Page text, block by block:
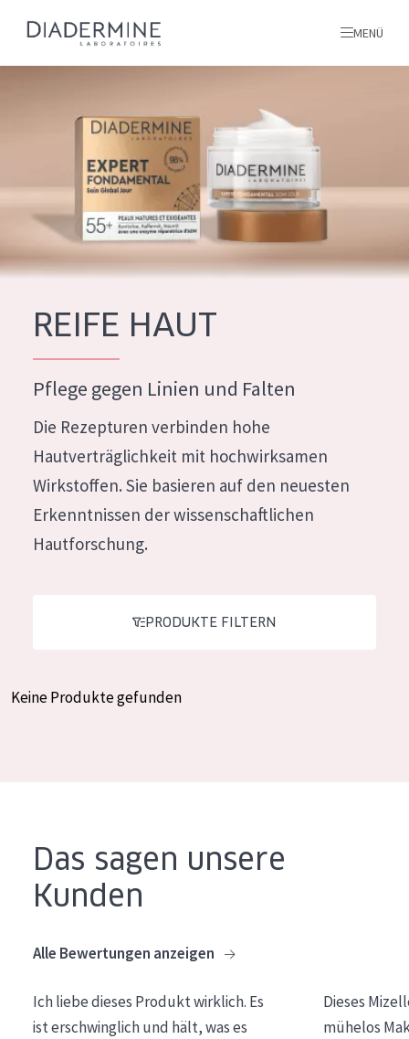
PRODUKTTYP
Feuchtigkeit und Ausstrahlung
Faltenreduzierung
Hautregeneration
Lift+
Expert
HAUTTYP
Empfindliche Haut
Normale bis trockene Haut
ALLE PRODUKTE
MENÜ
Startseite
inhaltsstoffe
Über uns
Inspiration
Kontakt
French
German
Greek
REIFE HAUT
Pflege gegen Linien und Falten
Die Rezepturen verbinden hohe
Hautverträglichkeit mit hochwirksamen
Wirkstoffen. Sie basieren auf den neuesten
Erkenntnissen der wissenschaftlichen
Hautforschung.
PRODUKTE FILTERN
Keine Produkte gefunden
Das sagen unsere
Kunden
Alle Bewertungen anzeigen
Ich liebe dieses Produkt wirklich. Es
ist erschwinglich und hält, was es
Dieses
mühelos